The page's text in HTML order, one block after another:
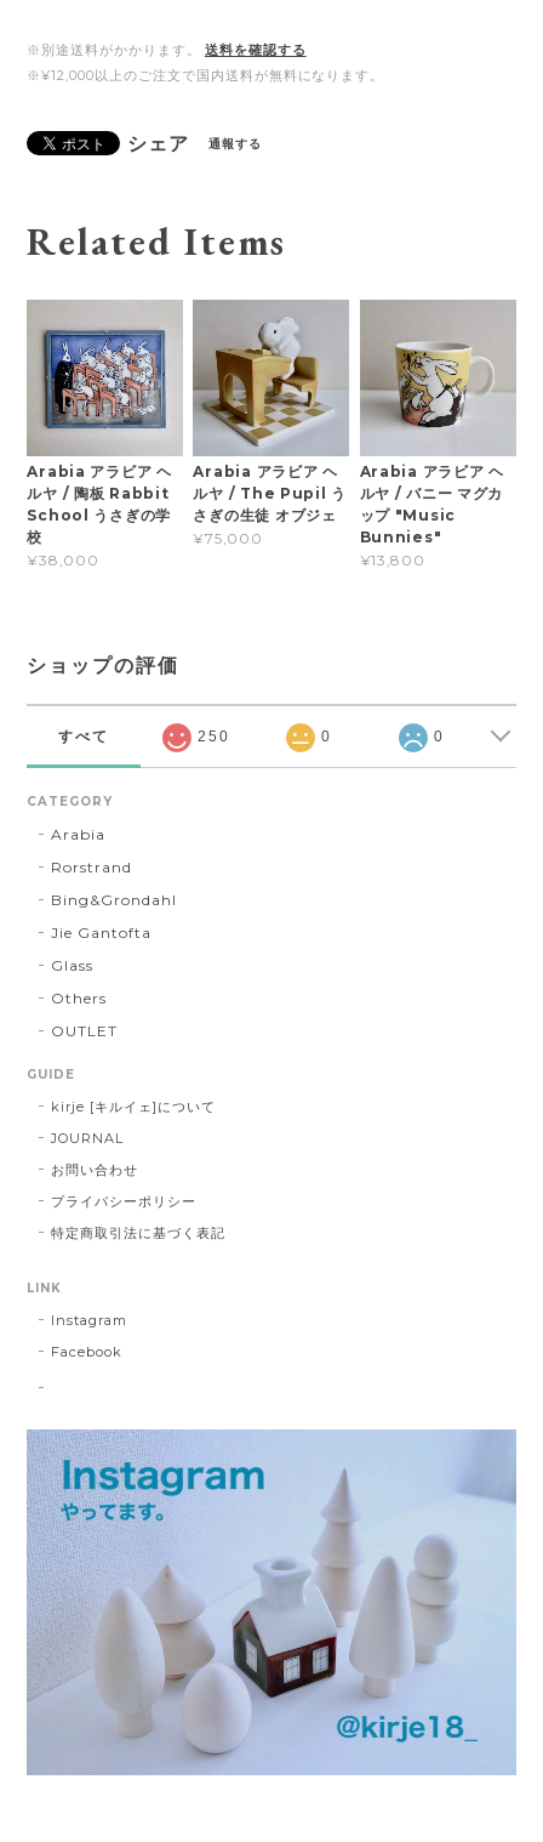
※別途送料がかかります。
送料を確認する
※¥12,000以上のご注文で国内送料が無料になります。
シェア 通報する
Related Items
Arabia アラビア ヘ
ルヤ / 陶板 Rabbit
School うさぎの学
校
¥38,000
Arabia アラビア ヘ
ルヤ / The Pupil う
さぎの生徒 オブジェ
¥75,000
Arabia アラビア ヘ
ルヤ / バニー マグカ
ップ "Music
Bunnies"
¥13,800
ショップの評価
すべて 250 0 0
CATEGORY
Arabia
Rorstrand
Bing&Grondahl
Jie Gantofta
Glass
Others
OUTLET
GUIDE
kirje [キルイェ]について
JOURNAL
お問い合わせ
プライバシーポリシー
特定商取引法に基づく表記
LINK
Instagram
Facebook